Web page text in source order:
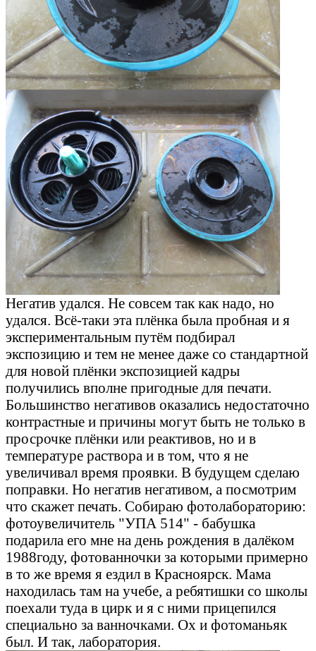
Негатив удался. Не совсем так как надо, но
удался. Всё-таки эта плёнка была пробная и я
экспериментальным путём подбирал
экспозицию и тем не менее даже со стандартной
для новой плёнки экспозицией кадры
получились вполне пригодные для печати.
Большинство негативов оказались недостаточно
контрастные и причины могут быть не только в
просрочке плёнки или реактивов, но и в
температуре раствора и в том, что я не
увеличивал время проявки. В будущем сделаю
поправки. Но негатив негативом, а посмотрим
что скажет печать. Собираю фотолабораторию:
фотоувеличитель "УПА 514" - бабушка
подарила его мне на день рождения в далёком
1988году, фотованночки за которыми примерно
в то же время я ездил в Красноярск. Мама
находилась там на учебе, а ребятишки со школы
поехали туда в цирк и я с ними прицепился
специально за ванночками. Ох и фотоманьяк
был. И так, лаборатория.